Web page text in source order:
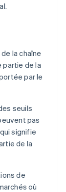
la chaîne
partie de la
par le
seuils
pas
signifie
de la
de
où